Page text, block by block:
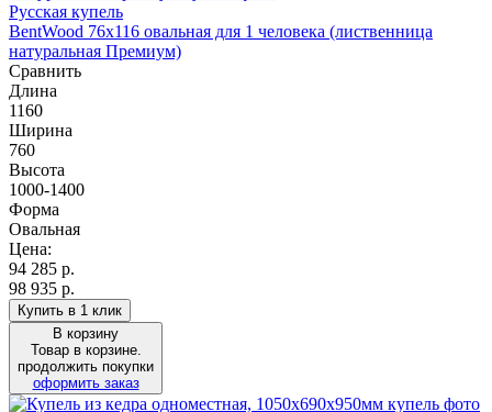
Русская купель
BentWood 76х116 овальная для 1 человека (лиственница
натуральная Премиум)
Сравнить
Длина
1160
Ширина
760
Высота
1000-1400
Форма
Овальная
Цена:
94 285 р.
98 935 р.
Купить в 1 клик
В корзину
Товар в корзине.
продолжить покупки
оформить заказ